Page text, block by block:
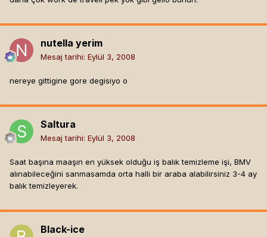
nutella yerim
Mesaj tarihi: Eylül 3, 2008
nereye gittigine gore degisiyo o
Saltura
Mesaj tarihi: Eylül 3, 2008
Saat başına maaşın en yüksek olduğu iş balık temizleme işi, BMV
alınabileceğini sanmasamda orta halli bir araba alabilirsiniz 3-4 ay
balık temizleyerek.
Black-ice